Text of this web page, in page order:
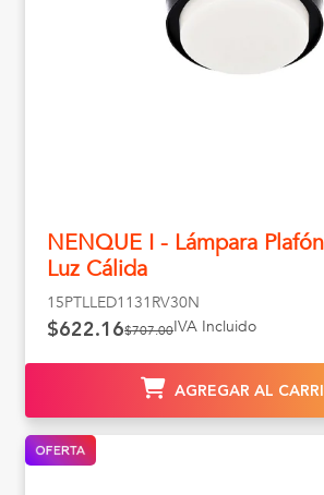
NENQUE I - Lámpara
Luz Cálida
15PTLLED1131RV30N
$622.16$707.00IVA Incluido
AGREGAR AL